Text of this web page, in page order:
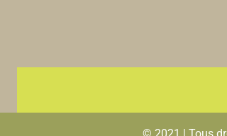
© 2021 | Tous